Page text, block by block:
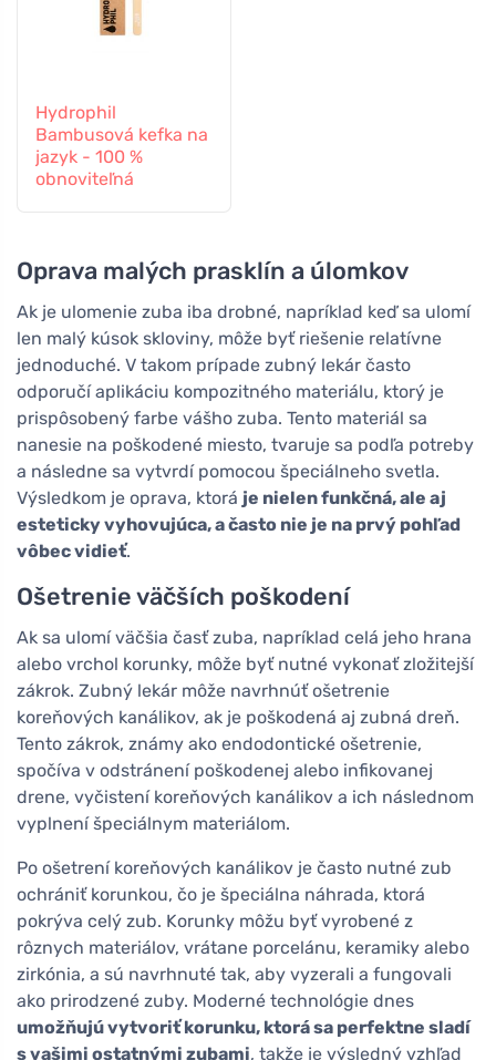
Hydrophil
Bambusová kefka na
jazyk - 100 %
obnoviteľná
Oprava malých prasklín a úlomkov
Ak je ulomenie zuba iba drobné, napríklad keď sa ulomí
len malý kúsok skloviny, môže byť riešenie relatívne
jednoduché. V takom prípade zubný lekár často
odporučí aplikáciu kompozitného materiálu, ktorý je
prispôsobený farbe vášho zuba. Tento materiál sa
nanesie na poškodené miesto, tvaruje sa podľa potreby
a následne sa vytvrdí pomocou špeciálneho svetla.
Výsledkom je oprava, ktorá je nielen funkčná, ale aj
esteticky vyhovujúca, a často nie je na prvý pohľad
vôbec vidieť.
Ošetrenie väčších poškodení
Ak sa ulomí väčšia časť zuba, napríklad celá jeho hrana
alebo vrchol korunky, môže byť nutné vykonať zložitejší
zákrok. Zubný lekár môže navrhnúť ošetrenie
koreňových kanálikov, ak je poškodená aj zubná dreň.
Tento zákrok, známy ako endodontické ošetrenie,
spočíva v odstránení poškodenej alebo infikovanej
drene, vyčistení koreňových kanálikov a ich následnom
vyplnení špeciálnym materiálom.
Po ošetrení koreňových kanálikov je často nutné zub
ochrániť korunkou, čo je špeciálna náhrada, ktorá
pokrýva celý zub. Korunky môžu byť vyrobené z
rôznych materiálov, vrátane porcelánu, keramiky alebo
zirkónia, a sú navrhnuté tak, aby vyzerali a fungovali
ako prirodzené zuby. Moderné technológie dnes
umožňujú vytvoriť korunku, ktorá sa perfektne sladí
s vašimi ostatnými zubami, takže je výsledný vzhľad